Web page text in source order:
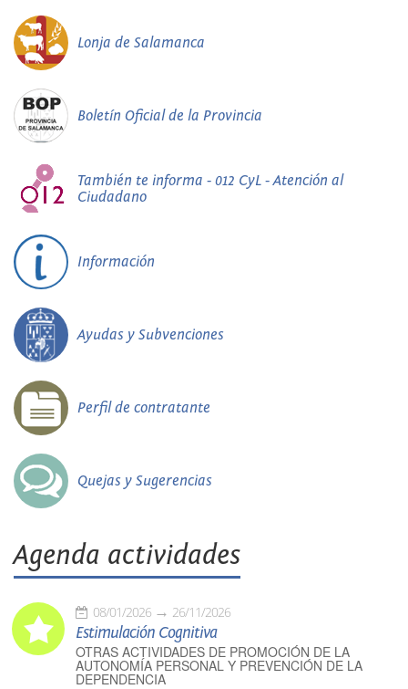
Lonja de Salamanca
Boletín Oficial de la Provincia
También te informa - 012 CyL - Atención al
Ciudadano
Información
Ayudas y Subvenciones
Perfil de contratante
Quejas y Sugerencias
Agenda actividades
08/01/2026 26/11/2026
Estimulación Cognitiva
OTRAS ACTIVIDADES DE PROMOCIÓN DE LA
AUTONOMÍA PERSONAL Y PREVENCIÓN DE LA
DEPENDENCIA